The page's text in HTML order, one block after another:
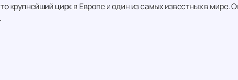
крупнейший цирк в Европе и один из самых известных в мире.